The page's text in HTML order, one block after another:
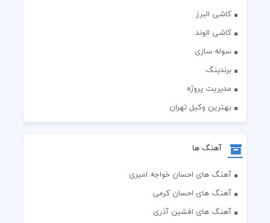
کاشی البرز
کاشی الوند
سوله سازی
برندینگ
مدیریت پروژه
بهترین وکیل تهران
آهنگ ها
آهنگ های احسان خواجه امیری
آهنگ های احسان کرمی
آهنگ های افشین آذری